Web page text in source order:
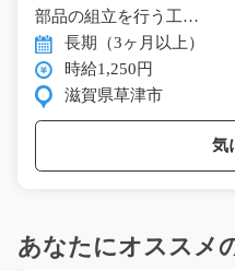
部品の組立を行う工…
長期（3ヶ月以上）
時給1,250円
滋賀県草津市
気
あなたにオススメ